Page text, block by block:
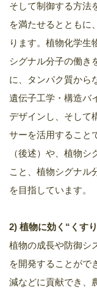
そして制御する方法
を満たせるとともに
ります。植物化学生
シグナル分子の働き
に、タンパク質から
遺伝子工学・構造バ
デザインし、そして
サーを活用すること
（後述）や、植物
こと、植物シグナル
を目指しています。
2) 植物に効く“くす
植物の成長や防御シ
を開発することがで
減などに貢献でき、